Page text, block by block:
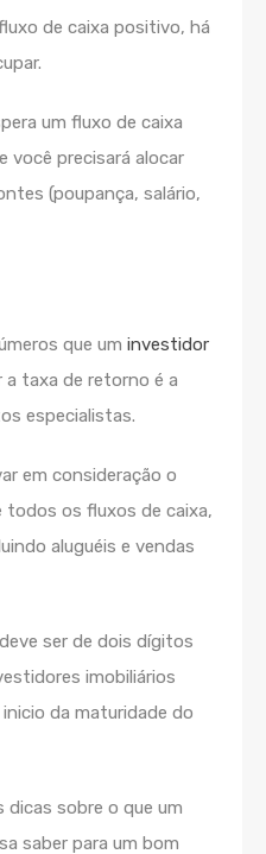
de caixa positivo, há
um fluxo de caixa
você precisará alocar
(poupança, salário,
que um investidor
a taxa de retorno ​​é a
especialistas.
em consideração o
os fluxos de caixa,
aluguéis e vendas
ser de dois dígitos
imobiliários
da maturidade do
dicas sobre o que um
saber para um bom